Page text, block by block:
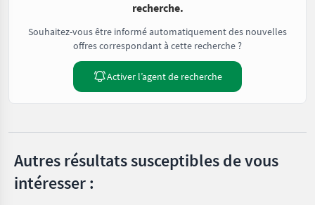
recherche.
Souhaitez-vous être informé automatiquement des nouvelles
offres correspondant à cette recherche ?
Activer l’agent de recherche
Autres résultats susceptibles de vous
intéresser :